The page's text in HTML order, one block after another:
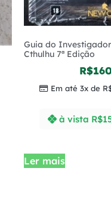
Guia do
Cthulhu 7ª Edição
R$
Em até 3x de
à vista R$
Ler mais